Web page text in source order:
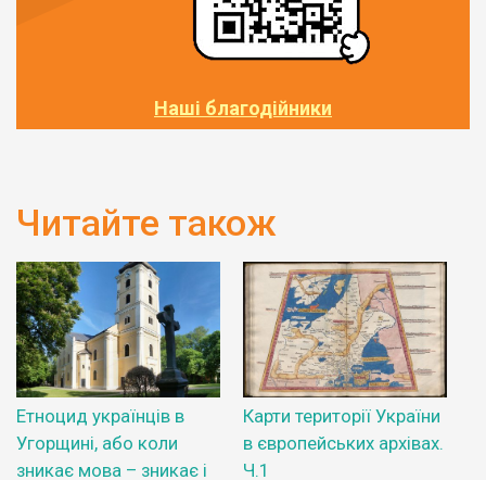
Наші благодійники
Читайте також
Етноцид українців в
Угорщині, або коли
зникає мова – зникає і
Карти території України
в європейських архівах.
Ч.1